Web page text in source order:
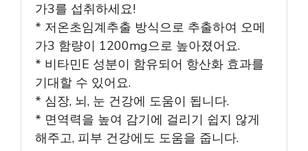
가3를 섭취하세요!
* 저온초임계추출 방식으로 추출하여 오메
가3 함량이 1200mg으로 높아졌어요.
* 비타민E 성분이 함유되어 항산화 효과를
기대할 수 있어요.
* 심장, 뇌, 눈 건강에 도움이 됩니다.
* 면역력을 높여 감기에 걸리기 쉽지 않게
해주고, 피부 건강에도 도움을 줍니다.